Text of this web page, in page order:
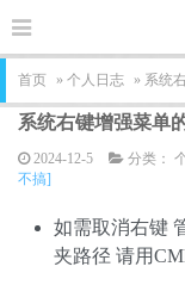
首页 » 个人日志 » 系统
系统右键增强菜单
2024-12-5 分类：
不搞]
如需取消右键
夹路径 请用